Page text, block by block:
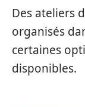
Des ateliers
organisés
certaines
disponibles.